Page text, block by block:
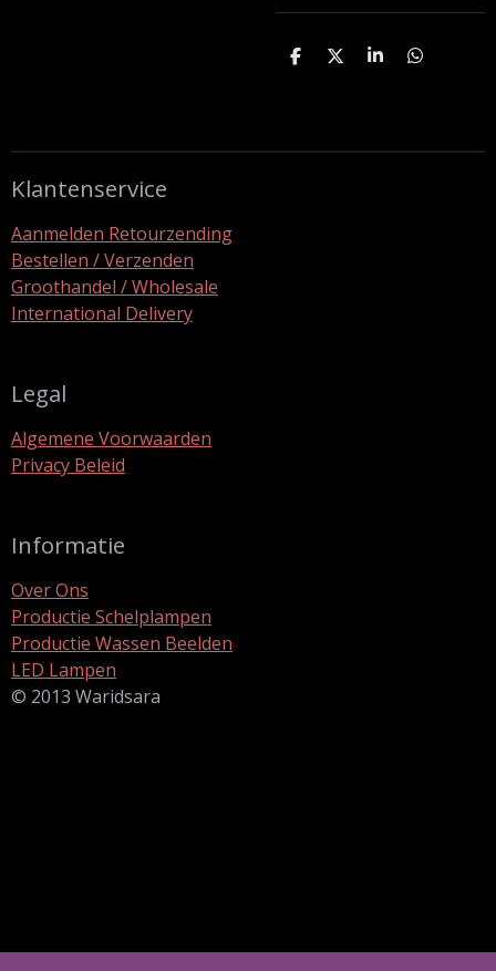
D
D
S
D
Klantenservice
Aanmelden Retourzending
Bestellen / Verzenden
Groothandel / Wholesale
International Delivery
Legal
Algemene Voorwaarden
Privacy Beleid
Informatie
Over Ons
Productie Schelplampen
Productie Wassen Beelden
LED Lampen
© 2013 Waridsara